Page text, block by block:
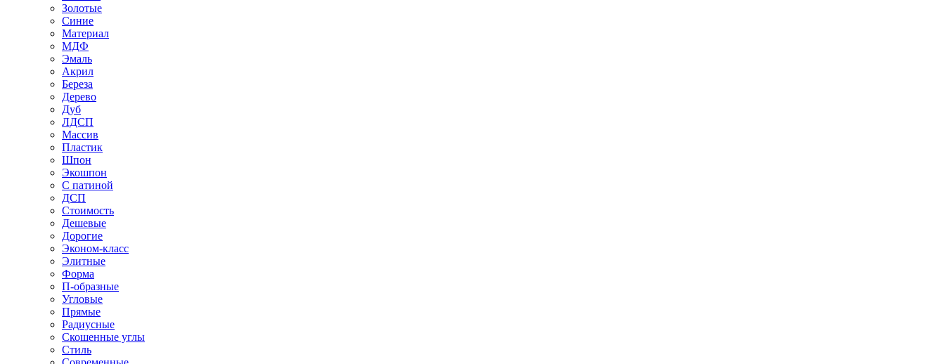
Золотые
Синие
Материал
МДФ
Эмаль
Акрил
Береза
Дерево
Дуб
ЛДСП
Массив
Пластик
Шпон
Экошпон
С патиной
ДСП
Стоимость
Дешевые
Дорогие
Эконом-класс
Элитные
Форма
П-образные
Угловые
Прямые
Радиусные
Скошенные углы
Стиль